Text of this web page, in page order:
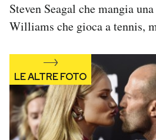
Steven Seagal che mangia
Williams che gioca a tennis,